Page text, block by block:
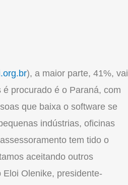
), a maior parte, 41%, vai
procurado é o Paraná, com
que baixa o software se
indústrias, oficinas
tem tido o
aceitando outros
Eloi Olenike, presidente-